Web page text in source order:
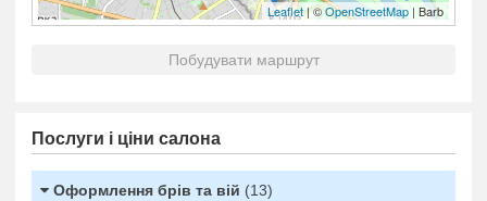
Leaflet| ©OpenStreetMap | Barb
Побудувати маршрут
Послуги і ціни салона
Оформлення брів та вій (13)